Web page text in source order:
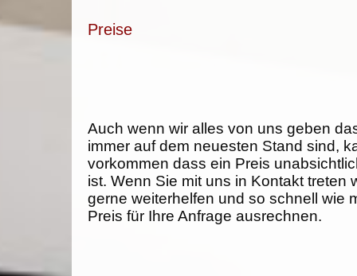
Preise
Auch wenn wir alles von uns geben
immer auf dem neuesten Stand sind,
vorkommen dass ein Preis
ist. Wenn Sie mit uns in Kontakt treten
gerne weiterhelfen und so schnell wie
Preis für Ihre Anfrage ausrechnen.